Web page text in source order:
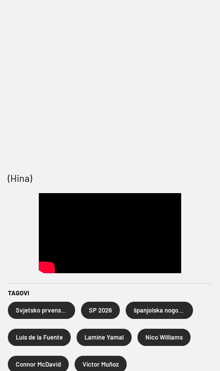
(Hina)
TAGOVI
SP 2026
Luis de la Fuente Lamine Yamal Nico Williams
Connor McDavid Victor Muñoz